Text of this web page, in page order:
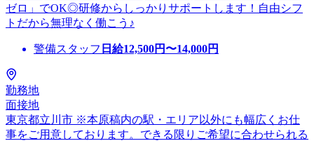
ゼロ」でOK◎研修からしっかりサポートします！自由シフ
トだから無理なく働こう♪
警備スタッフ 日給12,500円〜14,000円
勤務地
面接地
東京都立川市 ※本原稿内の駅・エリア以外にも幅広くお仕
事をご用意しております。できる限りご希望に合わせられる